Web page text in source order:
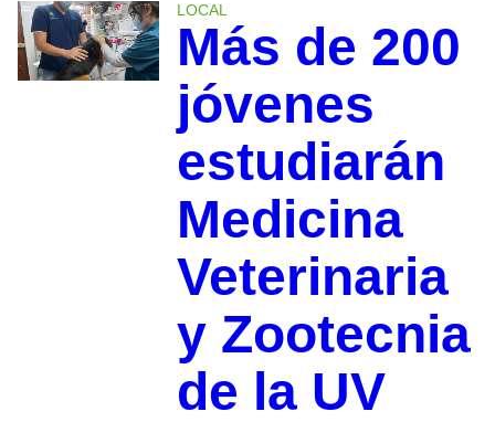
LOCAL
Más de 200
jóvenes
estudiarán
Medicina
Veterinaria
y Zootecnia
de la UV